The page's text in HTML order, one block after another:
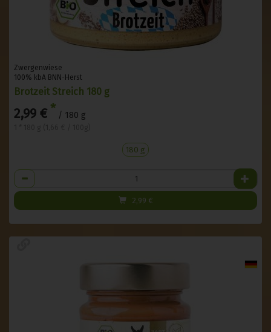
Zwergenwiese
100% kbA BNN-Herst
Brotzeit Streich 180 g
2,99 € * / 180 g
180 g
Anzahl
2,99 €